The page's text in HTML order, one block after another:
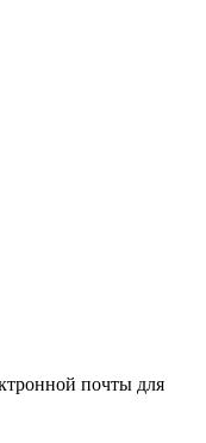
почты для